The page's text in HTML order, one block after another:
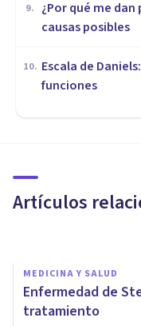
9.
¿Por qué me
causas posibles
10. Escala de
funciones
Artículos
Síndrome
tratamientos
MEDICINA Y SALUD
Enfermedad de
tratamiento